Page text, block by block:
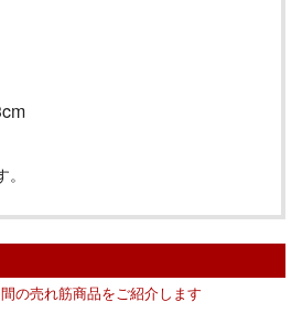
の売れ筋商品をご紹介します